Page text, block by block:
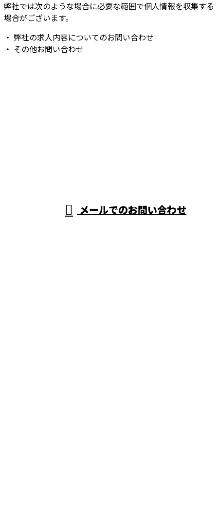
弊社では次のような場合に必要な範囲で個人情報を収集する
場合がございます。
・ 弊社の求人内容についてのお問い合わせ
・ その他お問い合わせ
メールでのお問い合わせ